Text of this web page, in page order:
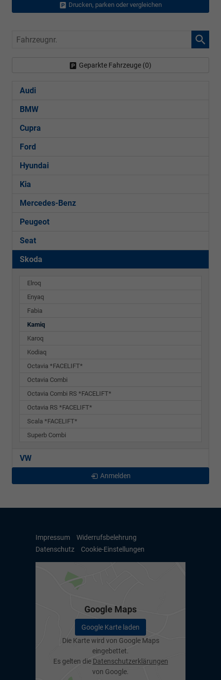
Drucken, parken oder vergleichen
Fahrzeugnr.
Geparkte Fahrzeuge (0)
Audi
BMW
Cupra
Ford
Hyundai
Kia
Mercedes-Benz
Peugeot
Seat
Skoda
Elroq
Enyaq
Fabia
Kamiq
Karoq
Kodiaq
Octavia *FACELIFT*
Octavia Combi
Octavia Combi RS *FACELIFT*
Octavia RS *FACELIFT*
Scala *FACELIFT*
Superb Combi
VW
Anmelden
Impressum
Widerrufsbelehrung
Datenschutz
Cookie-Einstellungen
Google Maps
Google Karte laden
Die Karte wird von Google Maps
eingebettet.
Es gelten die Datenschutzerklärungen
von Google.